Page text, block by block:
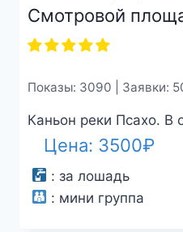
Смотровой
Показы: 3090 | Заявки:
Каньон реки Псахо. В
Цена: 3500₽
: за лошадь
: мини группа